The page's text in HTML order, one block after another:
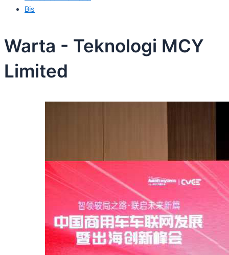
Bis
Warta - Teknologi MCY
Limited